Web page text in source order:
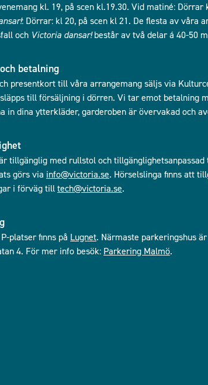
kl. 19, på scen kl.19.30. Vid matiné: Dörrar
: Dörrar: kl 20, på scen kl 21. De flesta av våra
och Victoria dansar!består av två delar á 40-50
betalning
presentkort till våra arrangemang säljs via
till försäljning i dörren. Vi tar emot betalning
in dina ytterkläder, garderoben är övervakad och
tillgänglig med rullstol och
görs via info@victoria.se. Hörselslinga finns att
i förväg tilltech@victoria.se.
platser finns på Lugnet. Närmaste parkeringshus är
4. För mer info besök: Parkering Malmö.